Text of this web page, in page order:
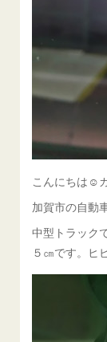
こんにちは☺
加賀市の自動
中型トラック
５㎝です。ヒ